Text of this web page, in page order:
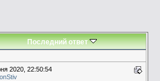
Последний ответ
2020, 22:50:54